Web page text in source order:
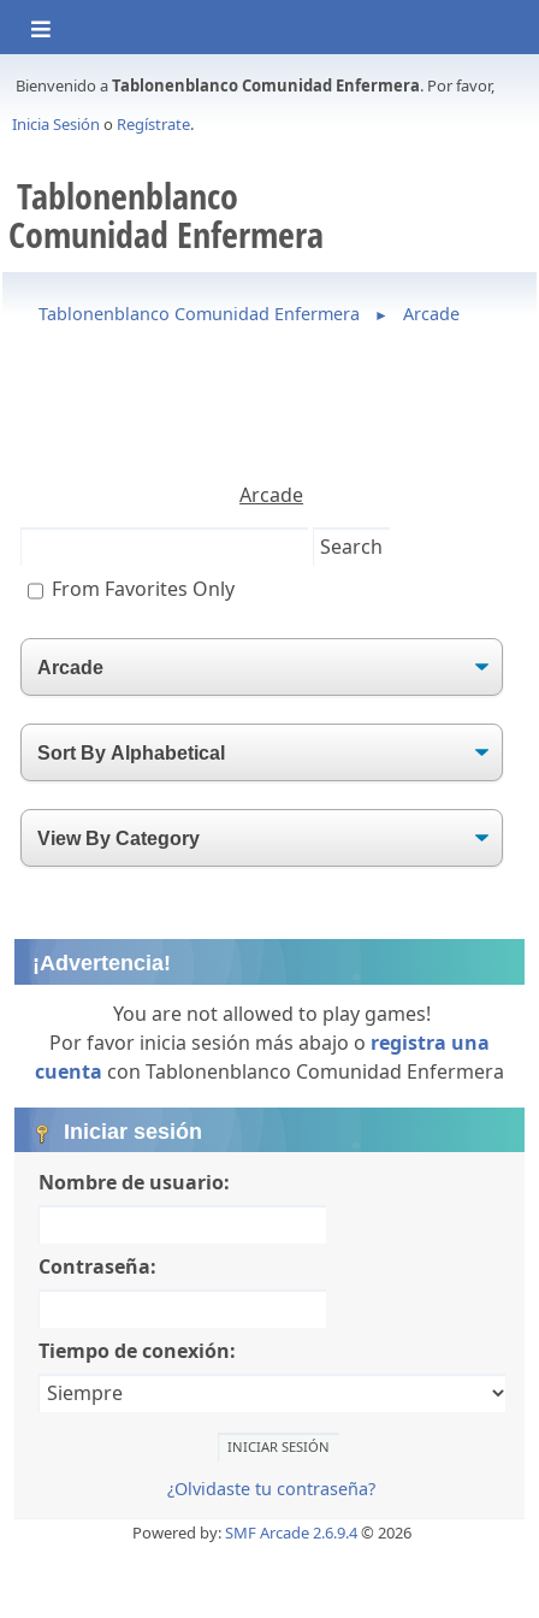
Bienvenido aTablonenblanco Comunidad Enfermera. Por favor,
Inicia Sesión o Regístrate.
Tablonenblanco
Comunidad Enfermera
Tablonenblanco Comunidad Enfermera ► Arcade
Arcade
From Favorites Only
¡Advertencia!
You are not allowed to play games!
Por favor inicia sesión más abajo o registra una
cuenta con Tablonenblanco Comunidad Enfermera
Iniciar sesión
Nombre de usuario:
Contraseña:
Tiempo de conexión:
¿Olvidaste tu contraseña?
Powered by:SMF Arcade 2.6.9.4© 2026